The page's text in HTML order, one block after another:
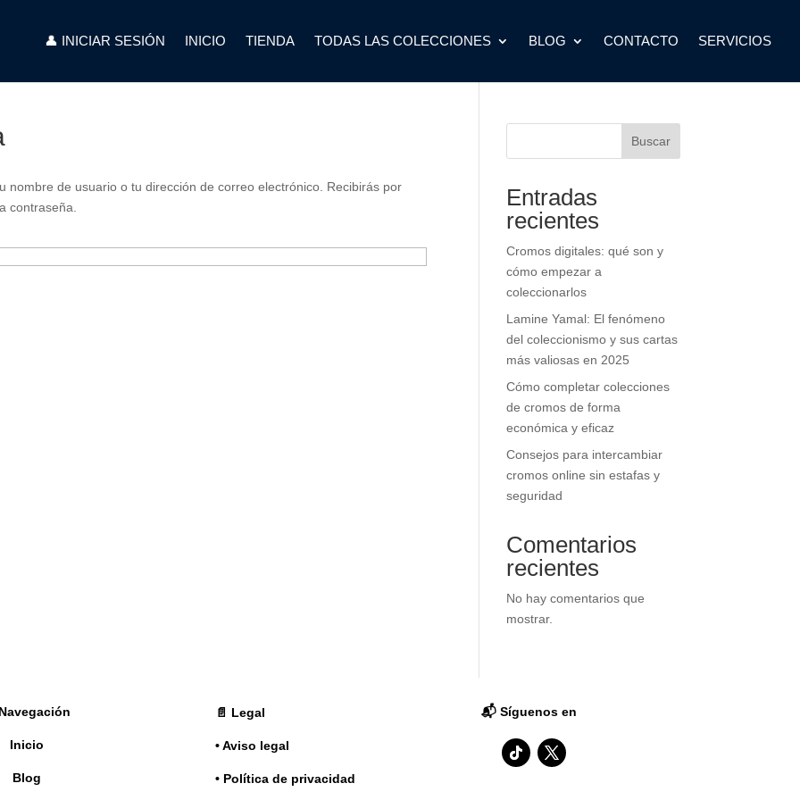
👤 INICIAR SESIÓN INICIO TIENDA TODAS LAS COLECCIONES BLOG CONTACTO SERVICIOS
nombre de usuario o tu dirección de correo electrónico. Recibirás por
contraseña.
Buscar
Entradas
recientes
Cromos digitales: qué son y
cómo empezar a
coleccionarlos
Lamine Yamal: El fenómeno
del coleccionismo y sus cartas
más valiosas en 2025
Cómo completar colecciones
de cromos de forma
económica y eficaz
Consejos para intercambiar
cromos online sin estafas y
seguridad
Comentarios
recientes
No hay comentarios que
mostrar.
Inicio
Blog
📄 Legal
• Aviso legal
• Política de privacidad
📬 Síguenos en